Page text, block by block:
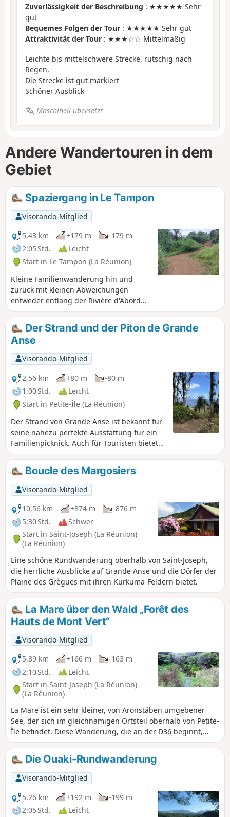
Zuverlässigkeit der Beschreibung : ★★★★★ Sehr
gut
Bequemes Folgen der Tour : ★★★★★ Sehr gut
Attraktivität der Tour : ★★★☆☆ Mittelmäßig
Leichte bis mittelschwere Strecke, rutschig nach
Regen,
Die Strecke ist gut markiert
Schöner Ausblick
Maschinell übersetzt
Andere Wandertouren in dem
Gebiet
Spaziergang in Le Tampon
Visorando-Mitglied
5,43 km
+179 m
-179 m
2:05 Std.
Leicht
Start in Le Tampon (La Réunion)
Kleine Familienwanderung hin und
zurück mit kleinen Abweichungen
entweder entlang der Rivière d'Abord
oder am Rande der Zuckerrohrfelder.
Auf dem Weg am Flussufer können Sie
die in den Fels gehauenen Becken
bewundern.
Der Strand und der Piton de Grande
Anse
Visorando-Mitglied
2,56 km
+80 m
-80 m
1:00 Std.
Leicht
Start in Petite-Île (La Réunion)
Der Strand von Grande Anse ist bekannt für
seine nahezu perfekte Ausstattung für ein
Familienpicknick. Auch für Touristen bietet
er die Gelegenheit zu einem eher kurzen
Entdeckungs- und Erholungsspaziergang
mit einem schönen Ausblick von der Spitze
des Pitons. Strand, schattige Plätze,
Picknickplätze und Aussichtspunkte auf das
Meer oder den Strand: Das ist
Gastfreundschaft auf La Réunion in
Perfektion!
Boucle des Margosiers
Visorando-Mitglied
10,56 km
+874 m
-876 m
5:30 Std.
Schwer
Start in Saint-Joseph (La Réunion)
(La Réunion)
Eine schöne Rundwanderung oberhalb von Saint-Joseph,
die herrliche Ausblicke auf Grande Anse und die Dörfer der
Plaine des Grègues mit ihren Kurkuma-Feldern bietet.
La Mare über den Wald „Forêt des
Hauts de Mont Vert“
Visorando-Mitglied
5,89 km
+166 m
-163 m
2:10 Std.
Leicht
Start in Saint-Joseph (La Réunion)
(La Réunion)
La Mare ist ein sehr kleiner, von Aronstäben umgebener
See, der sich im gleichnamigen Ortsteil oberhalb von Petite-
Île befindet. Diese Wanderung, die an der D36 beginnt,
führt durch den wunderschönen Wald „Forêt des Hauts de
Mont Vert“ und bietet am Ende der Strecke herrliche
Ausblicke auf den Süden der Insel sowie auf die Rivière des
Remparts, wobei man einen sehr gut begehbaren, von
Aronstaben gesäumten Weg nimmt. Es besteht die
Möglichkeit, die Tour bis zum „Relais de Petite Île“ oder bis
zur „Domaine Vidot“ zu verlängern.
Die Ouaki-Rundwanderung
Visorando-Mitglied
5,26 km
+192 m
-199 m
2:05 Std.
Leicht